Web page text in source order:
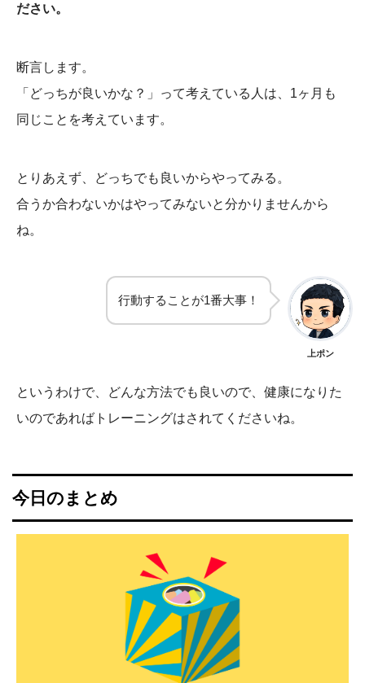
ださい。
断言します。
「どっちが良いかな？」って考えている人は、1ヶ月も
同じことを考えています。
とりあえず、どっちでも良いからやってみる。
合うか合わないかはやってみないと分かりませんから
ね。
行動することが1番大事！
上ポン
というわけで、どんな方法でも良いので、健康になりた
いのであればトレーニングはされてくださいね。
今日のまとめ